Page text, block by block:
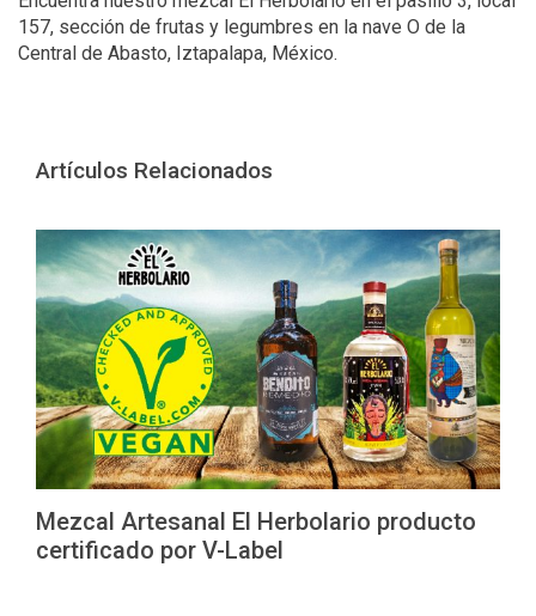
157, sección de frutas y legumbres en la nave O de la
Central de Abasto, Iztapalapa, México.
Artículos Relacionados
Mezcal Artesanal El Herbolario producto
certificado por V-Label